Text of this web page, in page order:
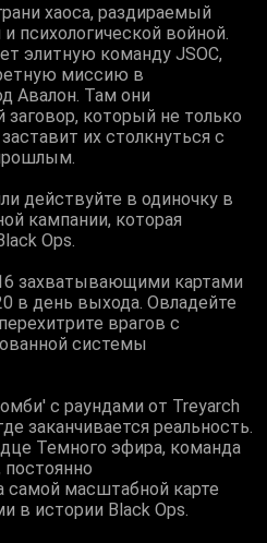
хаоса, раздираемый
психологической войной.
элитную команду JSOC,
миссию в
Авалон. Там они
который не только
их столкнуться с
действуйте в одиночку в
кампании, которая
Ops.
захватывающими картами
в день выхода. Овладейте
врагов с
системы
с раундами от Treyarch
заканчивается реальность.
Темного эфира, команда
масштабной карте
в истории Black Ops.